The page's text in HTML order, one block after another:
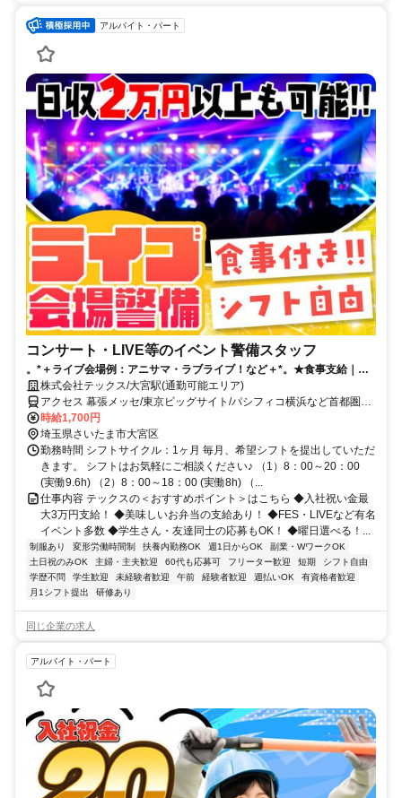
アルバイト・パート
コンサート・LIVE等のイベント警備スタッフ
。*＋ライブ会場例：アニサマ・ラブライブ！など＋*。★食事支給｜日
収2万円～も｜祝金3万円｜シフト自由★
株式会社テックス/大宮駅(通勤可能エリア)
アクセス 幕張メッセ/東京ビッグサイト/パシフィコ横浜など首都圏に
現場多数！※駅は募集エリアです
時給1,700円
埼玉県さいたま市大宮区
勤務時間 シフトサイクル：1ヶ月 毎月、希望シフトを提出していただ
きます。 シフトはお気軽にご相談ください♪ （1）8：00～20：00
(実働9.6h) （2）8：00～18：00 (実働8h) （...
仕事内容 テックスの＜おすすめポイント＞はこちら ◆入社祝い金最
大3万円支給！ ◆美味しいお弁当の支給あり！ ◆FES・LIVEなど有名
イベント多数 ◆学生さん・友達同士の応募もOK！ ◆曜日選べる！...
制服あり 変形労働時間制 扶養内勤務OK 週1日からOK
副業・WワークOK
土日祝のみOK
主婦・主夫歓迎 60代も応募可 フリーター歓迎 短期
シフト自由
学歴不問
学生歓迎 未経験者歓迎 午前 経験者歓迎 週払いOK
有資格者歓迎
月1シフト提出
研修あり
同じ企業の求人
アルバイト・パート